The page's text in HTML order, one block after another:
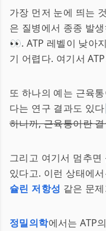
가장 먼저 눈에 띄는
은 질병에서 종종 발
👀. ATP 레벨이 낮아
기 어렵다. 여기서
또 하나의 예는 근육
다는 연구 결과도 있
하니까, 근육통이란
그리고 여기서 멈추
있다고. 이런 상태에
슐린 저항성 같은 문
정밀의학에서는 ATP